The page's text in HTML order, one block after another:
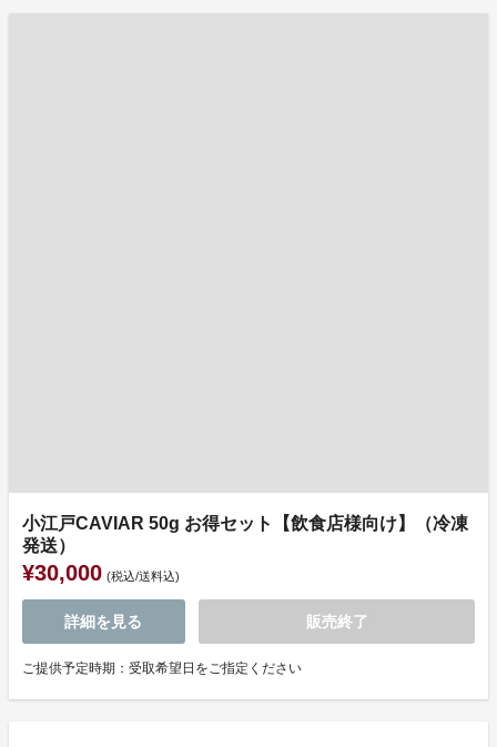
小江戸CAVIAR 50g お得セット【飲食店様向け】（冷凍
発送）
¥30,000 (税込/送料込)
詳細を見る 販売終了
ご提供予定時期：受取希望日をご指定ください